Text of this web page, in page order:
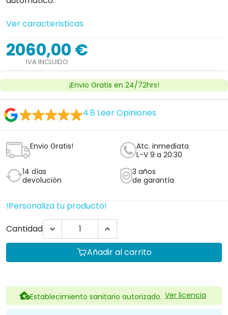
Ver caracteristicas
2060,00 €
IVA INCLUIDO
¡Envio Gratis en 24/72hrs!
4.8 Leer Opiniones
Envio Gratis!
Atc. inmediata
L-V 9 a 20:30
14 días
devolución
3 años
de garantía
!Personaliza tu producto!
Cantidad
 
Añadir al carrito
Establecimiento sanitario autorizado. Ver licencia